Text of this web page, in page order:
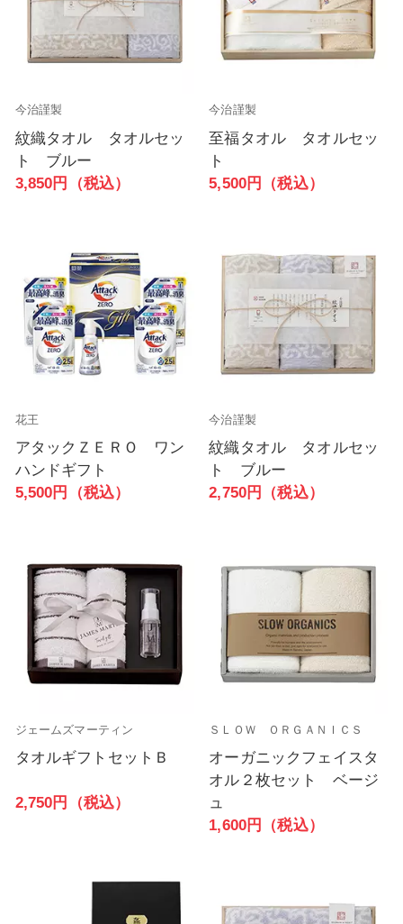
今治謹製
紋織タオル タオルセッ
ト ブルー
3,850円（税込）
今治謹製
至福タオル タオルセッ
ト
5,500円（税込）
花王
アタックＺＥＲＯ ワン
ハンドギフト
5,500円（税込）
今治謹製
紋織タオル タオルセッ
ト ブルー
2,750円（税込）
ジェームズマーティン
タオルギフトセットＢ
2,750円（税込）
ＳＬＯＷ ＯＲＧＡＮＩＣＳ
オーガニックフェイスタ
オル２枚セット ベージ
ュ
1,600円（税込）